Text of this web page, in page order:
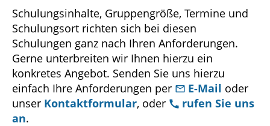
Schulungsinhalte, Gruppengröße, Termine und
Schulungsort richten sich bei diesen
Schulungen ganz nach Ihren Anforderungen.
Gerne unterbreiten wir Ihnen hierzu ein
konkretes Angebot. Senden Sie uns hierzu
einfach Ihre Anforderungen per
E-Mail oder
unser Kontaktformular, oder
rufen Sie uns
an.